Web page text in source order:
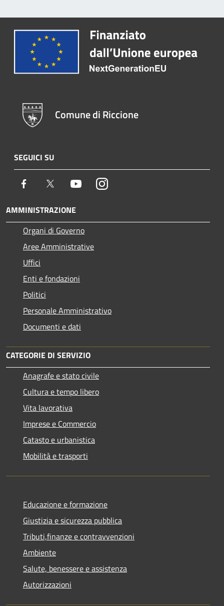
Comune di Riccione
SEGUICI SU
Facebook Twitter YoutubeInstagram
AMMINISTRAZIONE
Organi di Governo
Aree Amministrative
Uffici
Enti e fondazioni
Politici
Personale Amministrativo
Documenti e dati
CATEGORIE DI SERVIZIO
Anagrafe e stato civile
Cultura e tempo libero
Vita lavorativa
Imprese e Commercio
Catasto e urbanistica
Mobilità e trasporti
Educazione e formazione
Giustizia e sicurezza pubblica
Tributi,finanze e contravvenzioni
Ambiente
Salute, benessere e assistenza
Autorizzazioni